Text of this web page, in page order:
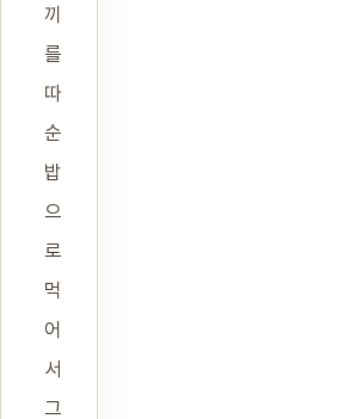
끼
를
따
순
밥
으
로
먹
어
서
그